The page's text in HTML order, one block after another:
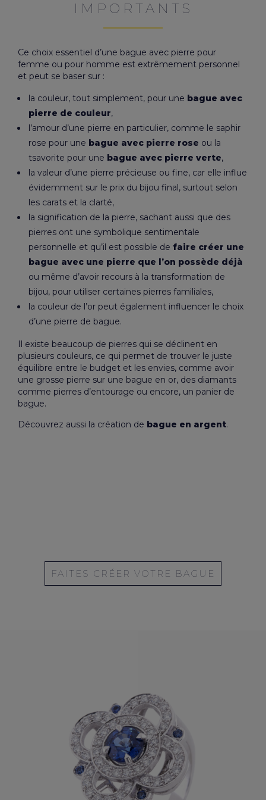
IMPORTANTS
Ce choix essentiel d’une bague avec pierre pour
femme ou pour homme est extrêmement personnel
et peut se baser sur :
la couleur, tout simplement, pour une bague avec
pierre de couleur,
l’amour d’une pierre en particulier, comme le saphir
rose pour une bague avec pierre rose ou la
tsavorite pour une bague avec pierre verte,
la valeur d’une pierre précieuse ou fine, car elle influe
évidemment sur le prix du bijou final, surtout selon
les carats et la clarté,
la signification de la pierre, sachant aussi que des
pierres ont une symbolique sentimentale
personnelle et qu’il est possible de faire créer une
bague avec une pierre que l’on possède déjà
ou même d’avoir recours à la transformation de
bijou, pour utiliser certaines pierres familiales,
la couleur de l’or peut également influencer le choix
d’une pierre de bague.
Il existe beaucoup de pierres qui se déclinent en
plusieurs couleurs, ce qui permet de trouver le juste
équilibre entre le budget et les envies, comme avoir
une grosse pierre sur une bague en or, des diamants
comme pierres d’entourage ou encore, un panier de
bague.
Découvrez aussi la création de bague en argent.
FAITES CRÉER VOTRE BAGUE